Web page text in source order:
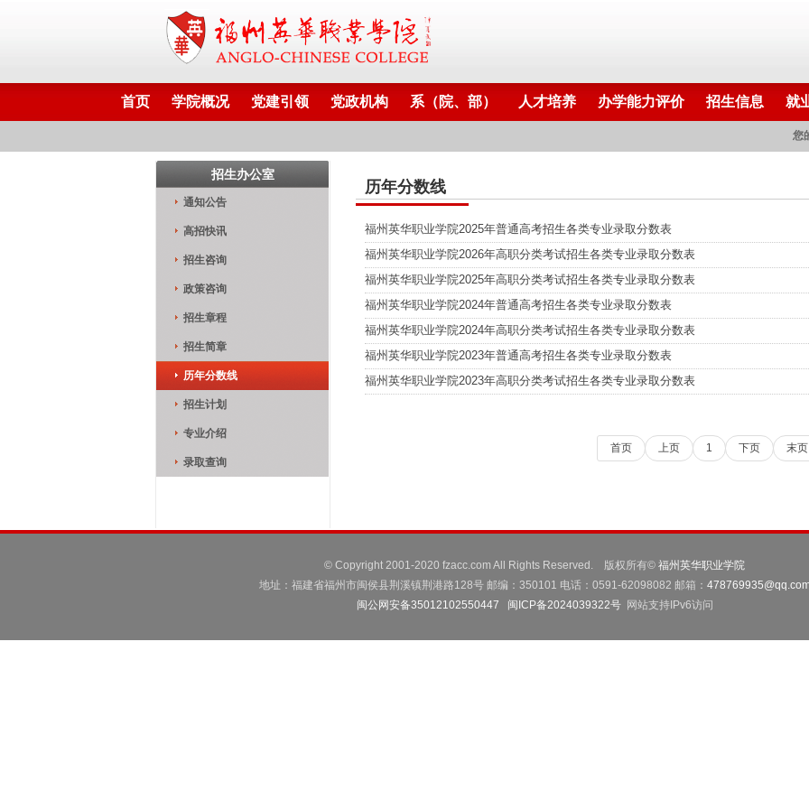
首页 学院概况 党建引领 党政机构 系（院、部） 人才培养 办学能力评价 招生信息 就
您
招生办公室
通知公告
高招快讯
招生咨询
政策咨询
招生章程
招生简章
历年分数线
招生计划
专业介绍
录取查询
历年分数线
福州英华职业学院2025年普通高考招生各类专业录取分数表
福州英华职业学院2026年高职分类考试招生各类专业录取分数表
福州英华职业学院2025年高职分类考试招生各类专业录取分数表
福州英华职业学院2024年普通高考招生各类专业录取分数表
福州英华职业学院2024年高职分类考试招生各类专业录取分数表
福州英华职业学院2023年普通高考招生各类专业录取分数表
福州英华职业学院2023年高职分类考试招生各类专业录取分数表
首页 上页 1 下页 末页
© Copyright 2001-2020 fzacc.com All Rights Reserved. 版权所有© 福州英华职业学院
地址：福建省福州市闽侯县荆溪镇荆港路128号 邮编：350101 电话：0591-62098082 邮箱：
闽公网安备35012102550447
闽ICP备2024039322号网站支持IPv6访问